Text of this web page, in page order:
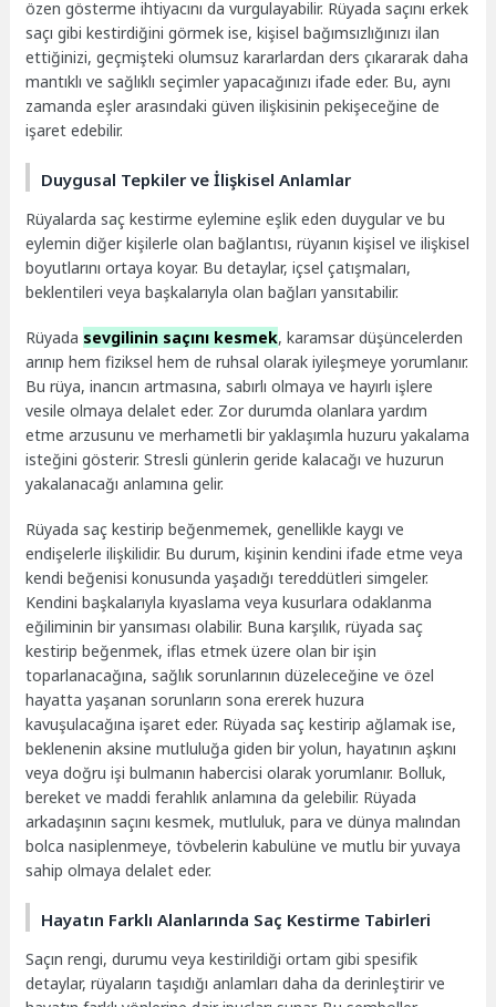
özen gösterme ihtiyacını da vurgulayabilir. Rüyada saçını erkek
saçı gibi kestirdiğini görmek ise, kişisel bağımsızlığınızı ilan
ettiğinizi, geçmişteki olumsuz kararlardan ders çıkararak daha
mantıklı ve sağlıklı seçimler yapacağınızı ifade eder. Bu, aynı
zamanda eşler arasındaki güven ilişkisinin pekişeceğine de
işaret edebilir.
Duygusal Tepkiler ve İlişkisel Anlamlar
Rüyalarda saç kestirme eylemine eşlik eden duygular ve bu
eylemin diğer kişilerle olan bağlantısı, rüyanın kişisel ve ilişkisel
boyutlarını ortaya koyar. Bu detaylar, içsel çatışmaları,
beklentileri veya başkalarıyla olan bağları yansıtabilir.
Rüyada sevgilinin saçını kesmek, karamsar düşüncelerden
arınıp hem fiziksel hem de ruhsal olarak iyileşmeye yorumlanır.
Bu rüya, inancın artmasına, sabırlı olmaya ve hayırlı işlere
vesile olmaya delalet eder. Zor durumda olanlara yardım
etme arzusunu ve merhametli bir yaklaşımla huzuru yakalama
isteğini gösterir. Stresli günlerin geride kalacağı ve huzurun
yakalanacağı anlamına gelir.
Rüyada saç kestirip beğenmemek, genellikle kaygı ve
endişelerle ilişkilidir. Bu durum, kişinin kendini ifade etme veya
kendi beğenisi konusunda yaşadığı tereddütleri simgeler.
Kendini başkalarıyla kıyaslama veya kusurlara odaklanma
eğiliminin bir yansıması olabilir. Buna karşılık, rüyada saç
kestirip beğenmek, iflas etmek üzere olan bir işin
toparlanacağına, sağlık sorunlarının düzeleceğine ve özel
hayatta yaşanan sorunların sona ererek huzura
kavuşulacağına işaret eder. Rüyada saç kestirip ağlamak ise,
beklenenin aksine mutluluğa giden bir yolun, hayatının aşkını
veya doğru işi bulmanın habercisi olarak yorumlanır. Bolluk,
bereket ve maddi ferahlık anlamına da gelebilir. Rüyada
arkadaşının saçını kesmek, mutluluk, para ve dünya malından
bolca nasiplenmeye, tövbelerin kabulüne ve mutlu bir yuvaya
sahip olmaya delalet eder.
Hayatın Farklı Alanlarında Saç Kestirme Tabirleri
Saçın rengi, durumu veya kestirildiği ortam gibi spesifik
detaylar, rüyaların taşıdığı anlamları daha da derinleştirir ve